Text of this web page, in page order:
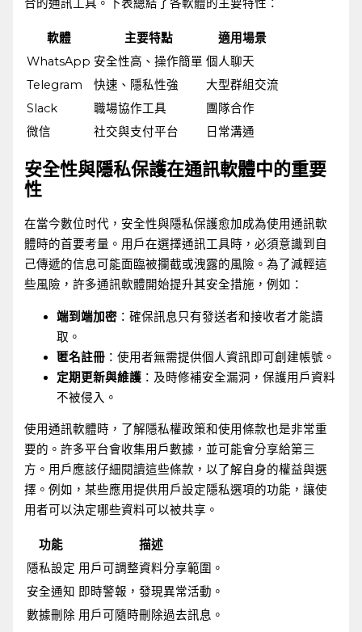
合的通訊工具。下表總結了各軟體的主要特性：
軟體 主要特點
適用場景
WhatsApp 安全性高、操作簡單 個人聊天
Telegram
快速、隱私性強
大型群組交流
Slack
職場協作工具
團隊合作
微信
社交與支付平台 日常溝通
安全性與隱私保護在通訊軟體中的重要
性
在當今數位时代，安全性與隱私保護愈加成為使用通訊軟
體時的首要考量。用戶在選擇通訊工具時，必須意識到自
己傳遞的信息可能面臨被攔截或洩露的風險。為了減輕這
些風險，許多通訊軟體開始提升其安全措施，例如：
端到端加密 ：確保訊息只有發送者和接收者才能讀
取。
匿名註冊 ：使用者無需提供個人資訊即可創建帳號。
定期更新與維護 ：及時修補安全漏洞，保護用戶資料
不被侵入。
使用通訊軟體時，了解隱私權政策和使用條款也是非常重
要的。許多平台會收集用戶數據，並可能會分享給第三
方。用戶應該仔細閱讀這些條款，以了解自身的權益與選
擇。例如，某些應用提供用戶設定隱私選項的功能，讓使
用者可以決定哪些資料可以被共享。
功能
描述
隱私設定 用戶可調整資料分享範圍。
安全通知 即時警報，發現異常活動。
數據刪除 用戶可隨時刪除過去訊息。